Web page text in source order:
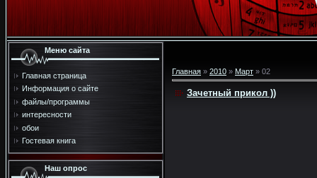
Меню сайта
Главная страница
Информация о сайте
файлы/программы
интересности
обои
Гостевая книга
Наш опрос
Главная » 2010 » Март » 02
Зачетный прикол ))